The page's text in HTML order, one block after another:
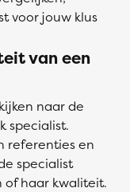
voor jouw klus
van een
naar de
specialist.
referenties en
specialist
of haar kwaliteit.